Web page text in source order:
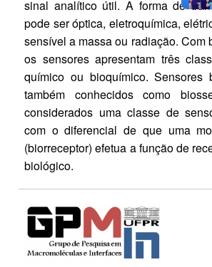
sinal analítico útil. A forma de
pode ser óptica, eletroquímica,
sensível a massa ou radiação. Com
os sensores apresentam três
químico ou bioquímico. Sensores
também conhecidos como
considerados uma classe de
com o diferencial de que uma
(biorreceptor) efetua a função de
biológico.​